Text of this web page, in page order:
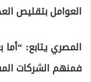
العوامل بتقليص
المصري يتابع: “أما
فمنهم الشركات